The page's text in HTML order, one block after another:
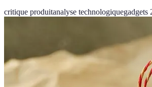
critique produitanalyse technologiquegadgets